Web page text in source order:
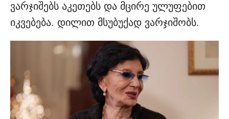
ვარჯიშებს აკეთებს და მცირე ულუფებით
იკვებება. დილით მსუბუქად ვარჯიშობს.